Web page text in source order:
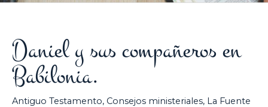
Daniel y sus compañeros en
Babilonia.
Antiguo Testamento, Consejos ministeriales, La Fuente